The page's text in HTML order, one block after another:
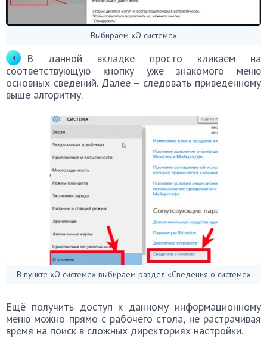
Выбираем «О системе»
В данной вкладке просто кликаем на
соответствующую кнопку уже знакомого меню
основных сведений. Далее – следовать приведенному
выше алгоритму.
В пункте «О системе» выбираем раздел «Сведения о системе»
Ещё получить доступ к данному информационному
меню можно прямо с рабочего стола, не растрачивая
время на поиск в сложных директориях настройки.